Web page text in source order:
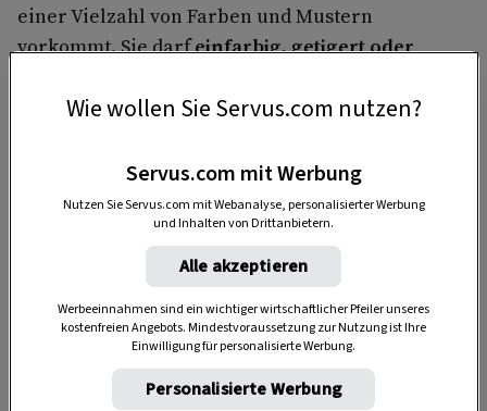
einer Vielzahl von Farben und Mustern
vorkommt. Sie darfeinfarbig, getigert oder
Anzeige
Wie wollen Sie Servus.com nutzen?
Servus.com mit Werbung
Nutzen Sie Servus.com mit Webanalyse, personalisierter Werbung
und Inhalten von Drittanbietern.
Alle akzeptieren
Werbeeinnahmen sind ein wichtiger wirtschaftlicher Pfeiler unseres
kostenfreien Angebots. Mindestvoraussetzung zur Nutzung ist Ihre
Einwilligung für personalisierte Werbung.
Personalisierte Werbung